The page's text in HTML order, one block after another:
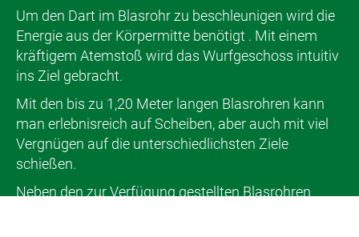
Um den Dart im Blasrohr zu beschleunigen wird die
Energie aus der Körpermitte benötigt . Mit einem
kräftigem Atemstoß wird das Wurfgeschoss intuitiv
ins Ziel gebracht.
Mit den bis zu 1,20 Meter langen Blasrohren kann
man erlebnisreich auf Scheiben, aber auch mit viel
Vergnügen auf die unterschiedlichsten Ziele
schießen.
Neben den zur Verfügung gestellten Blasrohren